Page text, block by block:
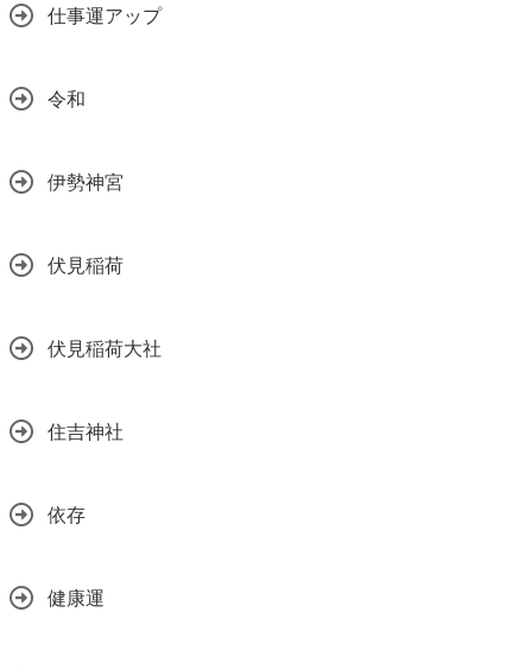
仕事運アップ
令和
伊勢神宮
伏見稲荷
伏見稲荷大社
住吉神社
依存
健康運